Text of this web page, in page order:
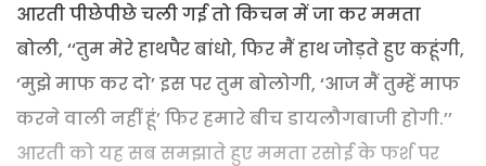
आरती पीछेपीछे चली गई तो किचन में जा कर ममता
बोली, ‘‘तुम मेरे हाथपैर बांधो, फिर मैं हाथ जोड़ते हुए कहूंगी,
‘मुझे माफ कर दो’ इस पर तुम बोलोगी, ‘आज मैं तुम्हें माफ
करने वाली नहीं हूं’ फिर हमारे बीच डायलौगबाजी होगी.’’
आरती को यह सब समझाते हुए ममता रसोई के फर्श पर